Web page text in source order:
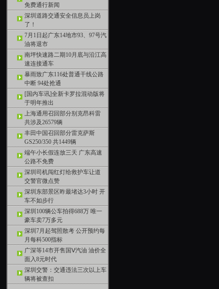
免费通行新闻
深圳道路交通安全信息员上岗
了！
7月1日起广东14地市93、97号汽
油将退市
南坪快速路二期10月底与沿江高
速连接通车
暴雨致广东116处普通干线公路
中断 94处抢通
[国内车讯]全新卡罗拉混动版将
于明年推出
上海通用召回部分别克昂科雷
共涉及26579辆
丰田中国召回部分雷克萨斯
GS250/350 共1449辆
端午小长假连放三天 广东高速
公路不免费
深圳司机闯红灯给救护车让道
交警官微点赞
深圳东部景区昨最堵达3小时 开
车不如步行
深圳100辆公车拍得688万 唯一
豪车卖7万多元
深圳7月起驾照散考 公开预约每
月每科500指标
广深等14市开售国Ⅴ汽油 油价全
面入8元时代
深圳交警：交通违法三次以上车
辆将被查扣